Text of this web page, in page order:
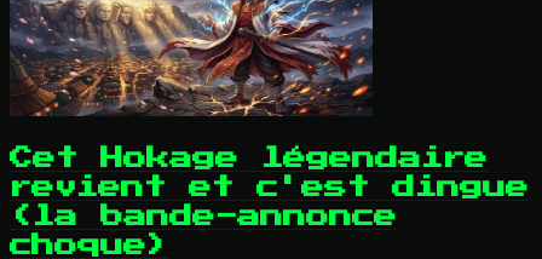
Cet Hokage légendaire
revient et c'est dingue
(la bande-annonce
choque)